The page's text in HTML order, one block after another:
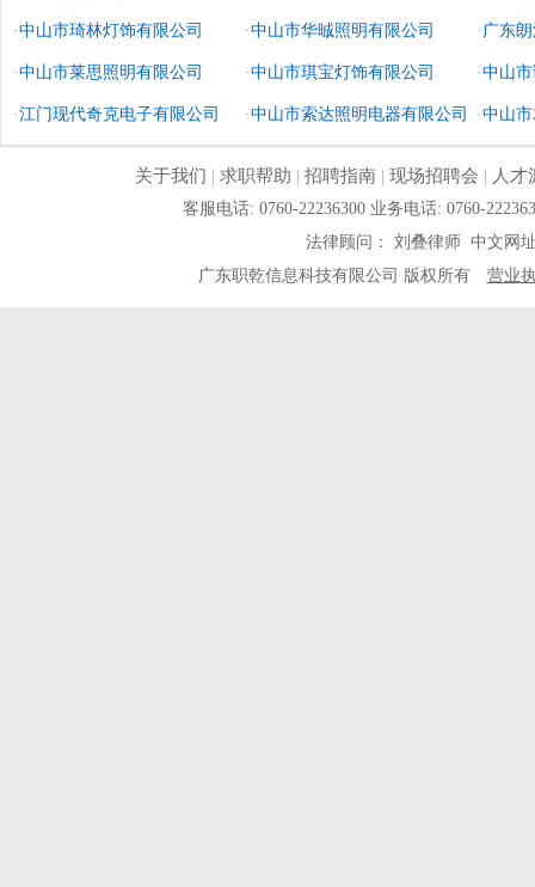
·中山市琦林灯饰有限公司 ·中山市华晠照明有限公司 · 广东
·中山市莱思照明有限公司 ·中山市琪宝灯饰有限公司 ·中山
·江门现代奇克电子有限公司 ·中山市索达照明电器有限公司 ·中山
关于我们 | 求职帮助 | 招聘指南| 现场招聘会 | 人才
客服电话: 0760-22236300 业务电话: 0760-
法律顾问： 刘叠律师 中文网
广东职乾信息科技有限公司 版权所有
营业